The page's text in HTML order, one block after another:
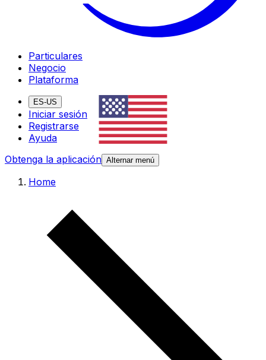
Particulares
Negocio
Plataforma
ES-US
Iniciar sesión
Registrarse
Ayuda
Obtenga la aplicación Alternar menú
Home